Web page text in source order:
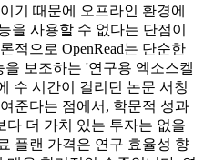
기 때문에 오프라인 환경에
을 사용할 수 없다는 단점이
적으로 OpenRead는 단순한
보조하는 '연구용 엑소스켈
수 시간이 걸리던 논문 서칭
준다는 점에서, 학문적 성과
다 더 가치 있는 투자는 없을
플랜 가격은 연구 효율성 향